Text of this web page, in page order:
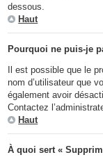
dessous.
Haut
Pourquoi ne puis-je
Il est possible que le
nom d’utilisateur que
également avoir
Contactez
Haut
À quoi sert «